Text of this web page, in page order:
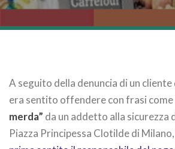
A seguito della denuncia di un
era sentito offendere con frasi come
merda” da un addetto alla sicurezza
Piazza Principessa Clotilde di Milano,